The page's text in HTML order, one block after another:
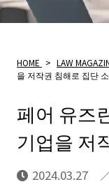
HOME > LAW
을 저작권 침해로 집단
페어 유즈
기업을 저
2024.03.27